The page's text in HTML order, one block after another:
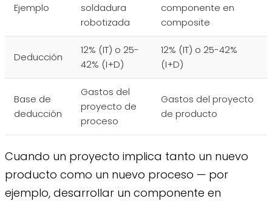
Ejemplo
soldadura
robotizada
componente en
composite
Deducción
12% (IT) o 25-
42% (I+D)
12% (IT) o 25-42%
(I+D)
Base de
deducción
Gastos del
proyecto de
proceso
Gastos del proyecto
de producto
Cuando un proyecto implica tanto un nuevo
producto como un nuevo proceso — por
ejemplo, desarrollar un componente en